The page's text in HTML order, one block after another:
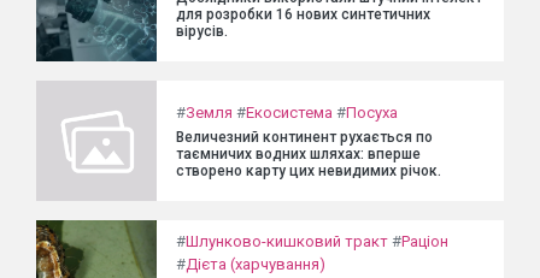
для розробки 16 нових синтетичних
вірусів.
#Земля #Екосистема #Посуха
Величезний континент рухається по
таємничих водних шляхах: вперше
створено карту цих невидимих річок.
#Шлунково-кишковий тракт #Раціон
#Дієта (харчування)